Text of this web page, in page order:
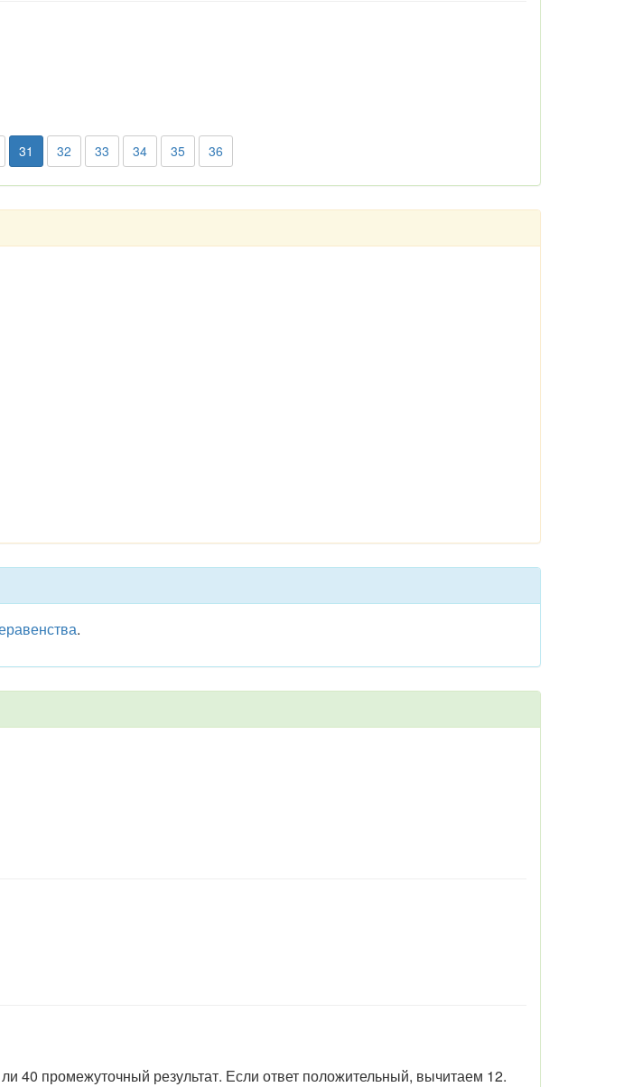
31 32 33 34 35 36
.
промежуточный результат. Если ответ положительный, вычитаем 12.